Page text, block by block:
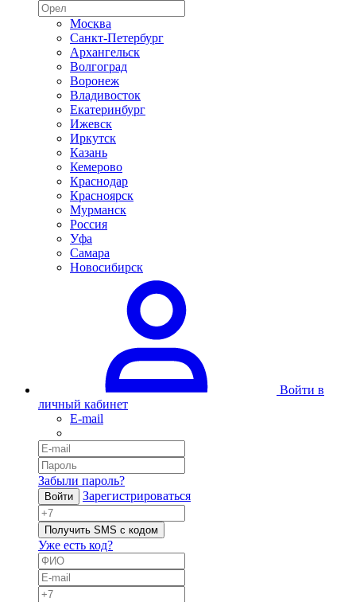
Москва
Санкт-Петербург
Архангельск
Волгоград
Воронеж
Владивосток
Екатеринбург
Ижевск
Иркутск
Казань
Кемерово
Краснодар
Красноярск
Мурманск
Россия
Уфа
Самара
Новосибирск
Войти в
личный кабинет
E-mail
Забыли пароль?
Войти Зарегистрироваться
Получить SMS с кодом
Уже есть код?